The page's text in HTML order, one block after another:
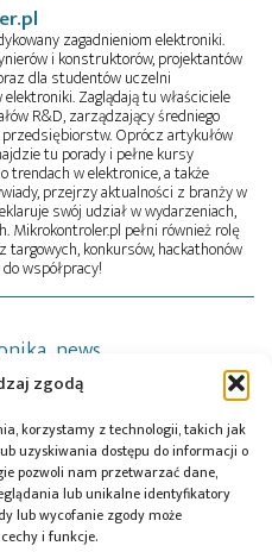
zgodą
korzystamy z technologii, takich jak
uzyskiwania dostępu do informacji o
pozwoli nam przetwarzać dane,
lub unikalne identyfikatory
lub wycofanie zgody może
i funkcje.
zagadnieniom elektroniki.
i konstruktorów, projektantów
dla studentów uczelni
Zaglądają tu właściciele
R&D, zarządzający średniego
Oprócz artykułów
tu porady i pełne kursy
trendach w elektronice, a także
przejrzy aktualności z branży w
swój udział w wydarzeniach,
Mikrokontroler.pl pełni również rolę
targowych, konkursów, hackathonów
współpracy!
news